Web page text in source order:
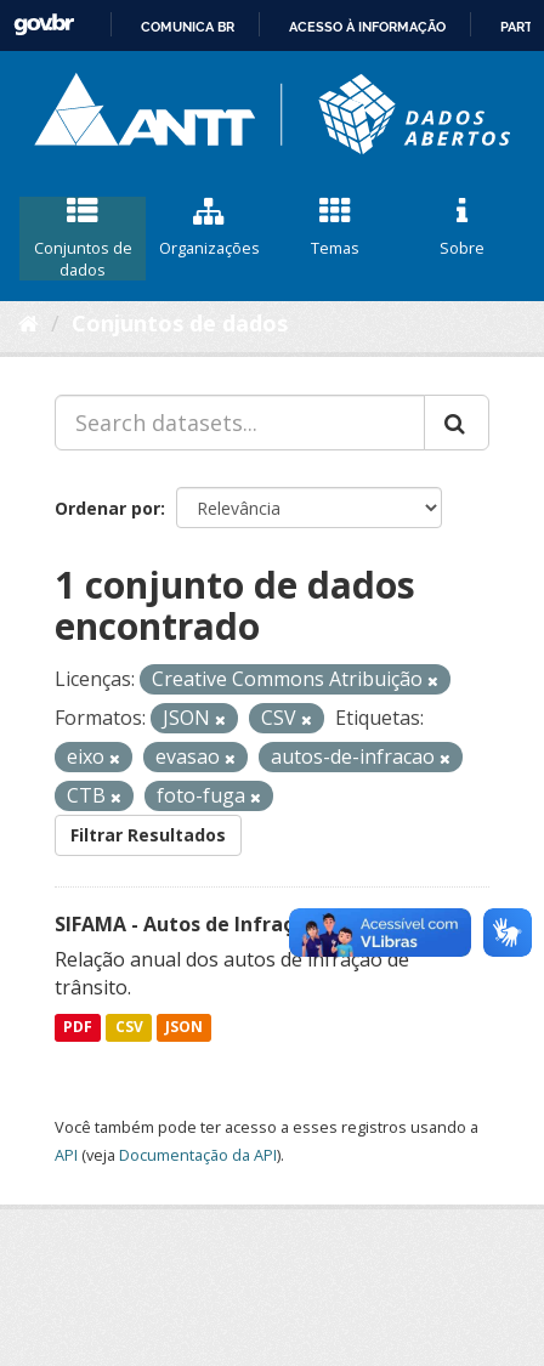
CONTEÚDO
COMUNICA BR ACESSO À INFORMAÇÃO
Conjuntos de
dados
Organizações Temas Sobre
Ordenar por
1 conjunto de dados
encontrado
Licenças:
Creative Commons Atribuição
Formatos:
JSON CSV
Etiquetas:
eixo
evasao
autos-de-infracao
CTB
foto-fuga
Filtrar Resultados
SIFAMA - Autos de Infração de Trânsito
Relação anual dos autos de infração de
trânsito.
PDF CSV JSON
Você também pode ter acesso a esses registros usando a
API (veja Documentação da API).